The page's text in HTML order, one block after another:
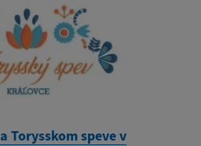
Torysskom speve v